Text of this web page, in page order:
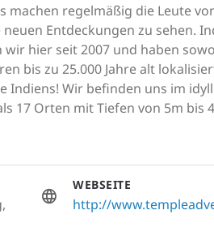
regelmäßig die Leute
Entdeckungen zu sehen.
hier seit 2007 und haben
bis zu 25.000 Jahre alt
Wir befinden uns im
17 Orten mit Tiefen von 5m bis
WEBSEITE
http://